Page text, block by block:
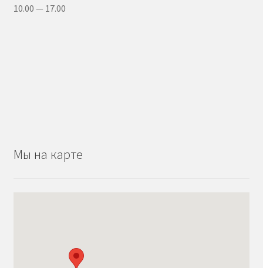
10.00 — 17.00
Мы на карте